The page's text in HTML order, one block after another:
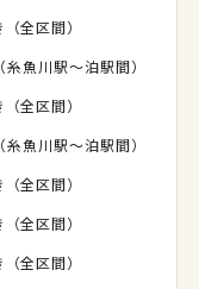
全区間）
魚川駅～泊駅間）
全区間）
魚川駅～泊駅間）
全区間）
全区間）
全区間）